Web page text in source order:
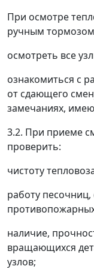
При осмотре
ручным
осмотреть все
ознакомиться с
от сдающего
замечаниях,
3.2. При приеме
проверить:
чистоту
работу песочниц,
наличие,
вращающихся
узлов;